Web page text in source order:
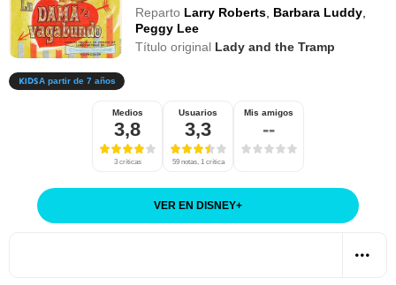
Reparto Larry Roberts Barbara Luddy
Peggy Lee
Título original Lady and the Tramp
A partir de 7 años
Medios
3,8
3 críticas
Usuarios
3,3
59 notas, 1 crítica
Mis amigos
--
VER EN DISNEY+